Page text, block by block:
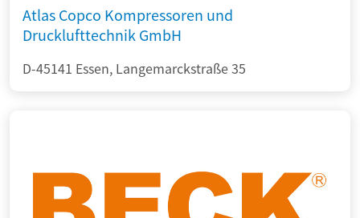
Atlas Copco Kompressoren und
Drucklufttechnik GmbH
D-45141 Essen, Langemarckstraße 35